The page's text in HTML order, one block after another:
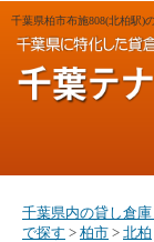
千葉県柏市布施808(北柏駅)
千葉県内の貸し倉
で探す > 柏市 > 北柏